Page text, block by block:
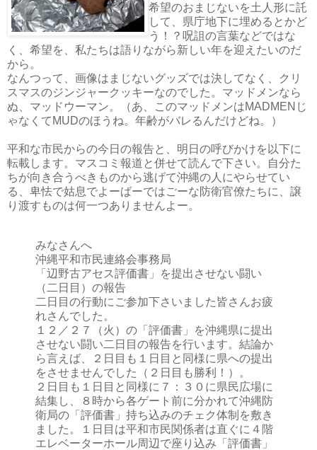
希望のおまじないを土人形に託
して、県庁地下に埋めるとかど
う！？呪詛の言葉などではな
く、希望を、私たちは語りながら新しい年を迎えたいのだ
から。
なんつって、画像はまじないグッズでは決してなく、クリ
スマスのジンジャークッキーなのでした。マッドメンなら
ぬ、マッドウーマン。（あ、このマッドメンはMADMENじ
ゃなくてMUDのほうね。年齢がバレるんだけどね。）
平和な市民からの今日の報告と、明日の呼びかけを以下に
転載します。マスコミ報道と併せて読んで下さい。自分た
ちが向き合うべきものから逃げて沖縄の人にやらせてい
る、卑怯で姑息でよーばーではごーな防衛官僚たちに、譲
り渡すものは何一つありませんよー。
みなさんへ
沖縄平和市民連絡会事務局
「辺野古アセス評価書」を提出させない闘い
（二日目）の報告
二日目の行動にご参加下さいました皆さんお疲
れさんでした。
１２／２７（火）の「評価書」を沖縄県に提出
させない闘い二日目の報告を行います。結論か
ら言えば、２日目も１日目と同様に県への提出
をさせませんでした（２日目も勝利！）。
２日目も１日目と同様に７：３０に県民広場に
結集し、８時から各ゲート前に分かれて沖縄防
衛局の「評価書」持ち込みのチェク体制を敷き
ました。１日目は平和市民関係者は直ぐに４階
エレベーターホール周辺で座り込み「評価書」